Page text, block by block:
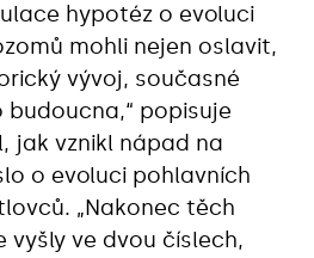
hypotéz o evoluci
mohli nejen oslavit,
vývoj, současné
budoucna,“‎ popisuje
jak vznikl nápad na
o evoluci pohlavních
„Nakonec těch
vyšly ve dvou číslech,